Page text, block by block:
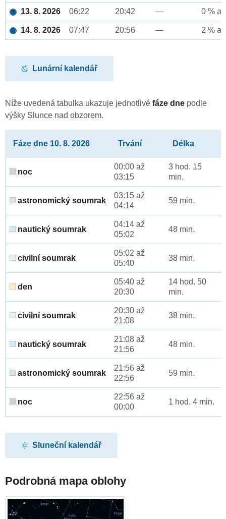
13. 8. 2026 06:22 20:42 — 0 %
14. 8. 2026 07:47 20:56 — 2 %
Lunární kalendář
Níže uvedená tabulka ukazuje jednotlivé fáze dne podle
výšky Slunce nad obzorem.
Fáze dne 10. 8. 2026 Trvání Délka
noc
00:00 až
03:15
3 hod. 15
min.
astronomický soumrak
03:15 až
04:14
59 min.
nautický soumrak
04:14 až
05:02
48 min.
civilní soumrak
05:02 až
05:40
38 min.
den
05:40 až
20:30
14 hod. 50
min.
civilní soumrak
20:30 až
21:08
38 min.
nautický soumrak
21:08 až
21:56
48 min.
astronomický soumrak
21:56 až
22:56
59 min.
noc
22:56 až
00:00
1 hod. 4 min.
Sluneční kalendář
Podrobná mapa oblohy